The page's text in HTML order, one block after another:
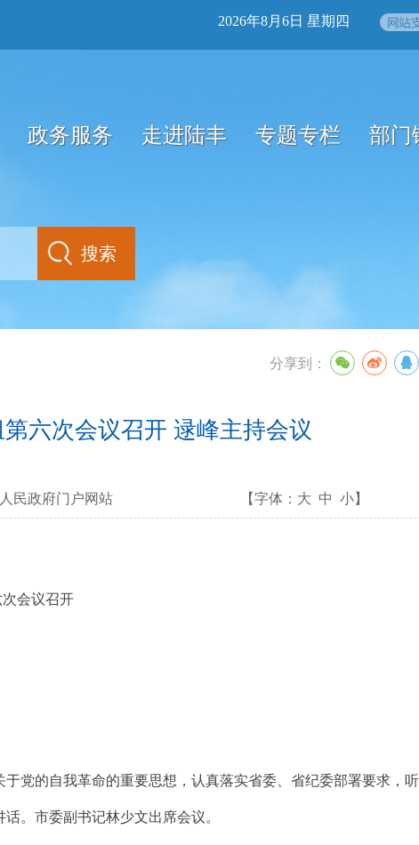
2026年8月6日 星期四
政务服务 走进陆丰 专题专栏 部门
分享到：
六次会议召开 逯峰主持会议
民政府门户网站 【字体： 大 中 小】
会议召开
党的自我革命的重要思想，认真落实省委、省纪委部署要求，听
。市委副书记林少文出席会议。